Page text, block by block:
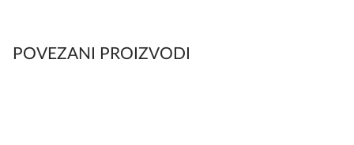
POVEZANI PROIZVODI